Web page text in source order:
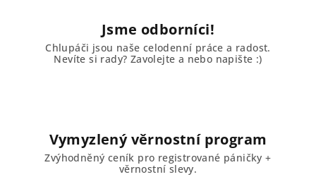
Jsme odborníci!
Chlupáči jsou naše celodenní práce a radost.
Nevíte si rady? Zavolejte a nebo napište :)
Vymyzlený věrnostní program
Zvýhodněný ceník pro registrované páničky +
věrnostní slevy.